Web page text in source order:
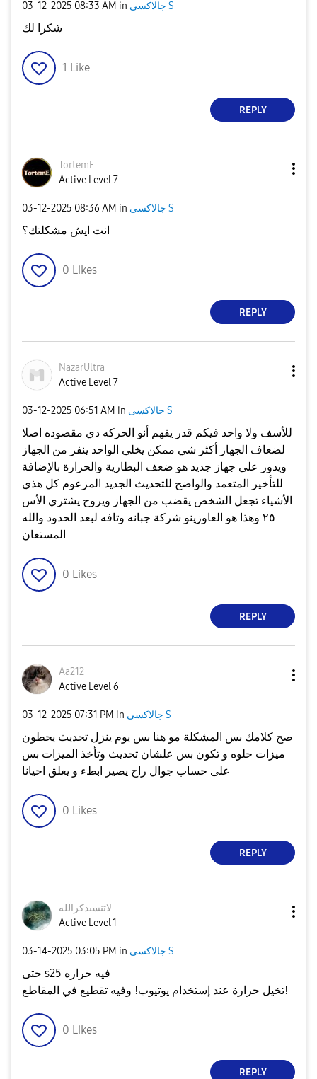
‎03-12-2025 08:33 AM in جالاكسى S
شكرا لك
1 Like
REPLY
TortemE
Active Level 7
‎03-12-2025 08:36 AM in جالاكسى S
انت ايش مشكلتك؟
0 Likes
REPLY
NazarUltra
Active Level 7
‎03-12-2025 06:51 AM in جالاكسى S
للأسف ولا واحد فيكم قدر يفهم أنو الحركه دي مقصوده اصلا
لضعاف الجهاز أكثر شي ممكن يخلي الواحد ينفر من الجهاز
ويدور علي جهاز جديد هو ضعف البطارية والحرارة بالإضافة
للتأخير المتعمد والواضح للتحديث الجديد المزعوم كل هذي
الأشياء تجعل الشخص يقضب من الجهاز ويروح يشتري الأس
٢٥ وهذا هو العاوزينو شركة جبانه وتافه لبعد الحدود والله
المستعان
0 Likes
REPLY
Aa212
Active Level 6
‎03-12-2025 07:31 PM in جالاكسى S
صح كلامك بس المشكلة مو هنا بس يوم ينزل تحديث يحطون
ميزات حلوه و تكون بس علشان تحديث وتأخذ الميزات بس
على حساب جوال راح يصير ابطء و يعلق احيانا
0 Likes
REPLY
لاتنسىذكرالله
Active Level 1
‎03-14-2025 03:05 PM in جالاكسى S
حتى s25 فيه حراره
تخيل حرارة عند إستخدام يوتيوب! وفيه تقطيع في المقاطع!
0 Likes
REPLY